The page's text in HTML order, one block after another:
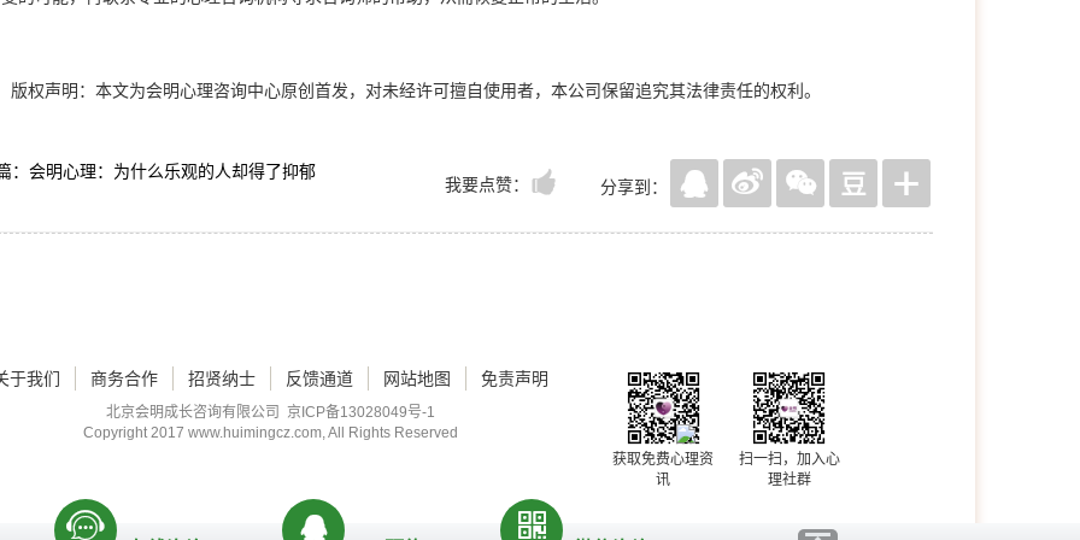
版权声明：本文为会明心理咨询中心原创首发，对未经许可擅自使用者，本公司保留追究其法律责任的权利。
：会明心理：为什么乐观的人却得了抑郁
我要点赞： 分享到：
于我们 商务合作 招贤纳士 反馈通道 网站地图 免责声明
获取免费心理资
讯
扫一扫，加入心
理社群
北京会明成长咨询有限公司 京ICP备13028049号-1
Copyright 2017 www.huimingcz.com, All Rights Reserved